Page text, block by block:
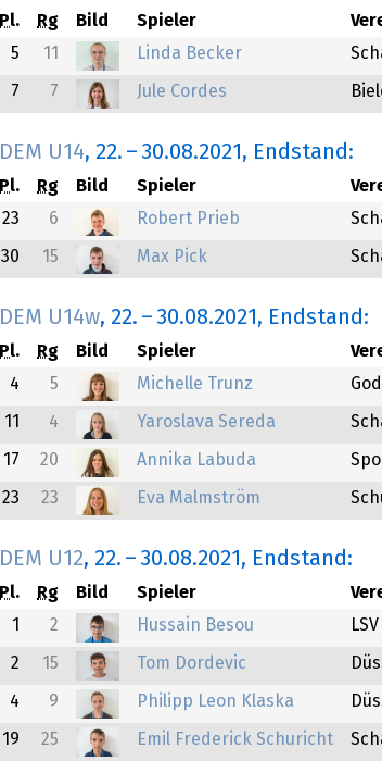
Pl. Rg Bild Spieler
5
11 Linda Becker
7 7 Jule Cordes
DEM U14, 22. – 30.08.2021 , Endstand:
Pl. Rg Bild Spieler
23
6 Robert Prieb
30 15 Max Pick
DEM U14w, 22. – 30.08.2021 , Endstand:
Pl. Rg Bild Spieler
4
5 Michelle Trunz
11 4 Yaroslava Sereda
17 20 Annika Labuda
23 23 Eva Malmström
DEM U12, 22. – 30.08.2021 , Endstand:
Pl. Rg Bild Spieler
1
2 Hussain Besou
2 15 Tom Dordevic
4 9 Philipp Leon Klaska
19 25 Emil Frederick Schuricht